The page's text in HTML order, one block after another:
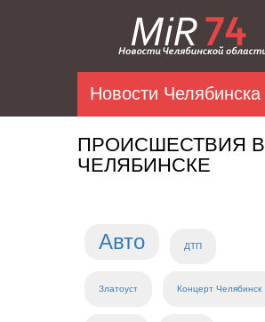
Новости Челябинска
ПРОИСШЕСТВИЯ В
ЧЕЛЯБИНСКЕ
Авто ДТП
Златоуст Концерт Челябинск